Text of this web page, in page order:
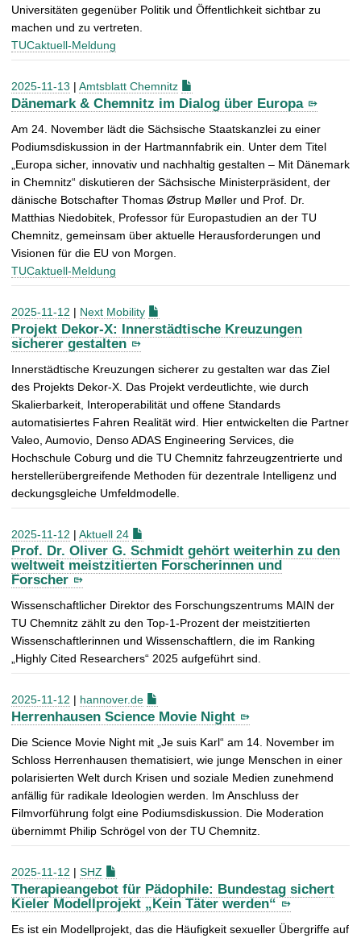
Universitäten gegenüber Politik und Öffentlichkeit sichtbar zu
machen und zu vertreten.
TUCaktuell-Meldung
2025-11-13 | Amtsblatt Chemnitz
Dänemark & Chemnitz im Dialog über Europa
Am 24. November lädt die Sächsische Staatskanzlei zu einer
Podiumsdiskussion in der Hartmannfabrik ein. Unter dem Titel
„Europa sicher, innovativ und nachhaltig gestalten – Mit Dänemark
in Chemnitz“ diskutieren der Sächsische Ministerpräsident, der
dänische Botschafter Thomas Østrup Møller und Prof. Dr.
Matthias Niedobitek, Professor für Europastudien an der TU
Chemnitz, gemeinsam über aktuelle Herausforderungen und
Visionen für die EU von Morgen.
TUCaktuell-Meldung
2025-11-12 | Next Mobility
Projekt Dekor-X: Innerstädtische Kreuzungen
sicherer gestalten
Innerstädtische Kreuzungen sicherer zu gestalten war das Ziel
des Projekts Dekor-X. Das Projekt verdeutlichte, wie durch
Skalierbarkeit, Interoperabilität und offene Standards
automatisiertes Fahren Realität wird. Hier entwickelten die Partner
Valeo, Aumovio, Denso ADAS Engineering Services, die
Hochschule Coburg und die TU Chemnitz fahrzeugzentrierte und
herstellerübergreifende Methoden für dezentrale Intelligenz und
deckungsgleiche Umfeldmodelle.
2025-11-12 | Aktuell 24
Prof. Dr. Oliver G. Schmidt gehört weiterhin zu den
weltweit meistzitierten Forscherinnen und
Forscher
Wissenschaftlicher Direktor des Forschungszentrums MAIN der
TU Chemnitz zählt zu den Top-1-Prozent der meistzitierten
Wissenschaftlerinnen und Wissenschaftlern, die im Ranking
„Highly Cited Researchers“ 2025 aufgeführt sind.
2025-11-12 | hannover.de
Herrenhausen Science Movie Night
Die Science Movie Night mit „Je suis Karl“ am 14. November im
Schloss Herrenhausen thematisiert, wie junge Menschen in einer
polarisierten Welt durch Krisen und soziale Medien zunehmend
anfällig für radikale Ideologien werden. Im Anschluss der
Filmvorführung folgt eine Podiumsdiskussion. Die Moderation
übernimmt Philip Schrögel von der TU Chemnitz.
2025-11-12 | SHZ
Therapieangebot für Pädophile: Bundestag sichert
Kieler Modellprojekt „Kein Täter werden“
Es ist ein Modellprojekt, das die Häufigkeit sexueller Übergriffe auf